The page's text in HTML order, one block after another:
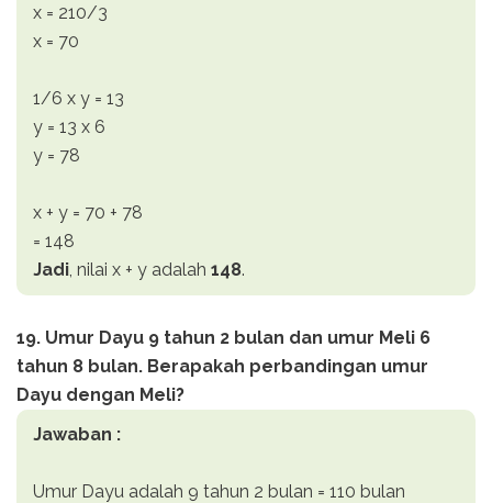
x = 210/3
x = 70
1/6 x y = 13
y = 13 x 6
y = 78
x + y = 70 + 78
= 148
Jadi , nilai x + y adalah 148.
19. Umur Dayu 9 tahun 2 bulan dan umur Meli 6
tahun 8 bulan. Berapakah perbandingan umur
Dayu dengan Meli?
Jawaban :
Umur Dayu adalah 9 tahun 2 bulan = 110 bulan